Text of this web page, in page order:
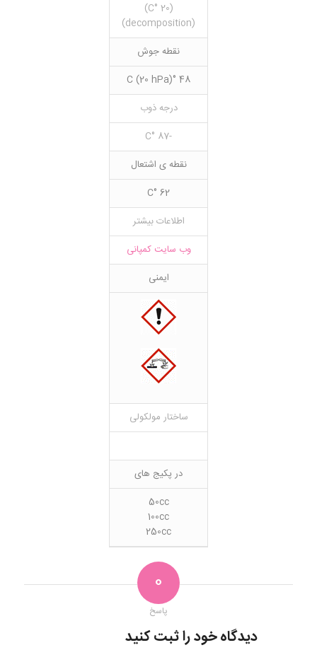
(20 °C)
(decomposition)
نقطه جوش
48 °C (20 hPa)
درجه ذوب
-87 °C
نقطه ی اشتعال
62 °C
اطلاعات بیشتر
وب سایت کمپانی
ایمنی
ساختار مولکولی
در پکیج های
50cc
100cc
250cc
0
پاسخ
دیدگاه خود را ثبت کنید